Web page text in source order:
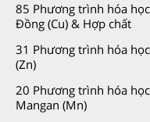
85 Phương trình hóa
Đồng (Cu) & Hợp chất
31 Phương trình hóa
(Zn)
20 Phương trình hóa
Mangan (Mn)